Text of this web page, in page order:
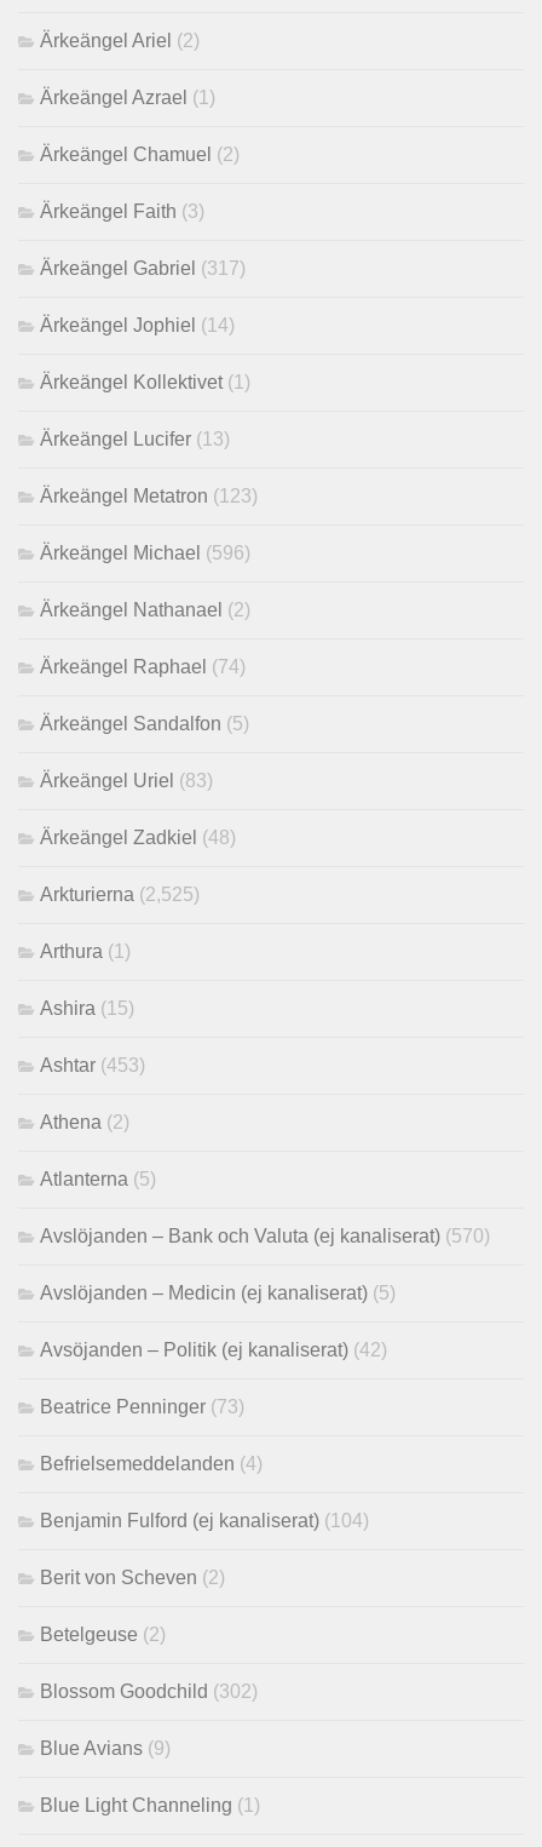
Ärkeängel Ariel (2)
Ärkeängel Azrael (1)
Ärkeängel Chamuel (2)
Ärkeängel Faith (3)
Ärkeängel Gabriel (317)
Ärkeängel Jophiel (14)
Ärkeängel Kollektivet (1)
Ärkeängel Lucifer (13)
Ärkeängel Metatron (123)
Ärkeängel Michael (596)
Ärkeängel Nathanael (2)
Ärkeängel Raphael (74)
Ärkeängel Sandalfon (5)
Ärkeängel Uriel (83)
Ärkeängel Zadkiel (48)
Arkturierna (2,525)
Arthura (1)
Ashira (15)
Ashtar (453)
Athena (2)
Atlanterna (5)
Avslöjanden – Bank och Valuta (ej kanaliserat) (570)
Avslöjanden – Medicin (ej kanaliserat) (5)
Avsöjanden – Politik (ej kanaliserat) (42)
Beatrice Penninger (73)
Befrielsemeddelanden (4)
Benjamin Fulford (ej kanaliserat) (104)
Berit von Scheven (2)
Betelgeuse (2)
Blossom Goodchild (302)
Blue Avians (9)
Blue Light Channeling (1)